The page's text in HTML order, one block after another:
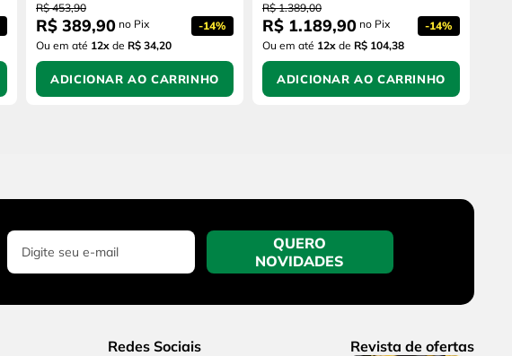
R$ 453,90
R$ 389,90 no Pix -14%
Ou em até 12x de R$ 34,20
ADICIONAR AO CARRINHO
R$ 1.389,00
R$ 1.189,90 no Pix -14%
Ou em até 12x de R$ 104,38
ADICIONAR AO CARRINHO
QUERO
NOVIDADES
Redes Sociais Revista de ofertas